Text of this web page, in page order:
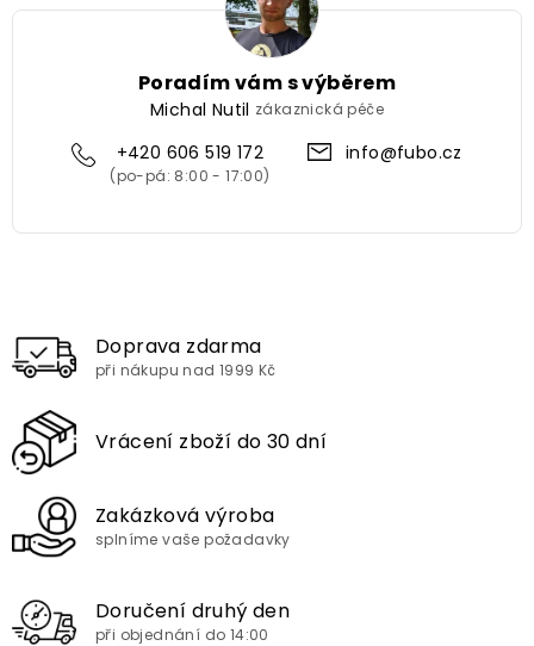
Poradím vám s výběrem
Michal Nutil zákaznická péče
+420 606 519 172 info@fubo.cz
Doprava zdarma
při nákupu nad 1999 Kč
Vrácení zboží do 30 dní
Zakázková výroba
splníme vaše požadavky
Doručení druhý den
při objednání do 14:00